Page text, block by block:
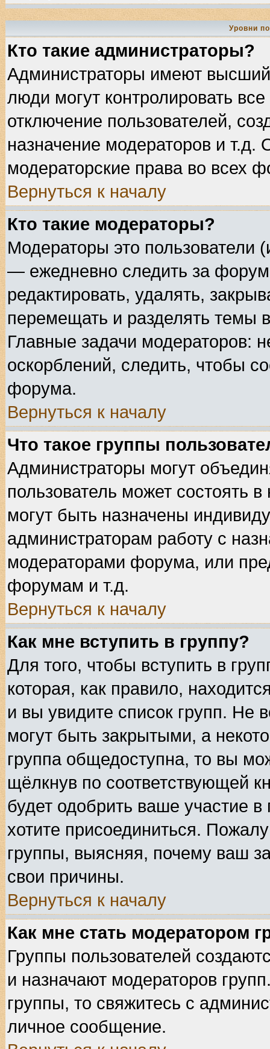
Уровни
Кто такие администраторы?
Администраторы имеют
люди могут контролировать
отключение пользователей,
назначение модераторов и
модераторские права во всех
Вернуться к началу
Кто такие модераторы?
Модераторы это пользователи
— ежедневно следить за
редактировать, удалять,
перемещать и разделять темы
Главные задачи модераторов:
оскорблений, следить, чтобы
форума.
Вернуться к началу
Что такое группы
Администраторы могут
пользователь может состоять
могут быть назначены
администраторам работу с
модераторами форума, или
форумам и т.д.
Вернуться к началу
Как мне вступить в группу?
Для того, чтобы вступить в
которая, как правило,
и вы увидите список групп. Не
могут быть закрытыми, а
группа общедоступна, то вы
щёлкнув по соответствующей
будет одобрить ваше участие
хотите присоединиться.
группы, выясняя, почему ваш
свои причины.
Вернуться к началу
Как мне стать модератором
Группы пользователей
и назначают модераторов
группы, то свяжитесь с
личное сообщение.